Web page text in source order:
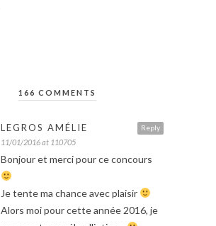
166 COMMENTS
Reply
LEGROS AMÉLIE
11/01/2016 at 110705
Bonjour et merci pour ce concours
Je tente ma chance avec plaisir
Alors moi pour cette année 2016, je